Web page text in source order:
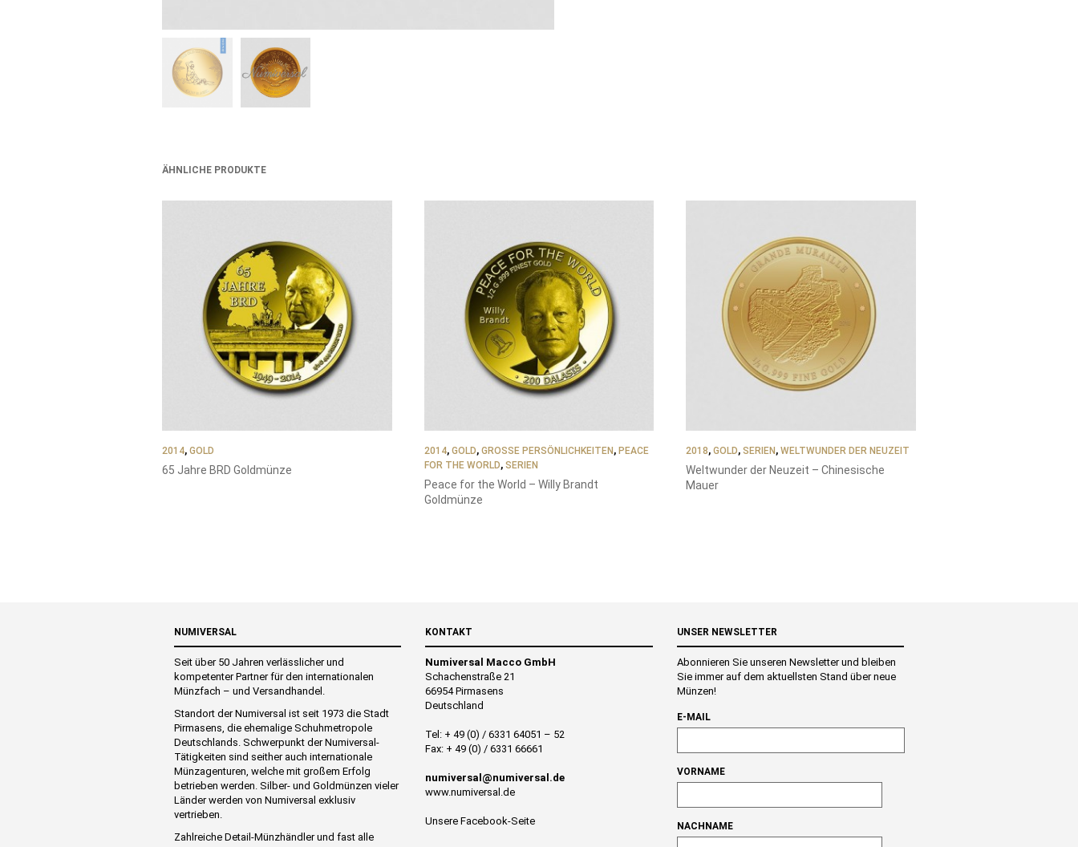
ÄHNLICHE PRODUKTE
2014, GOLD
65 Jahre BRD Goldmünze
2014, GOLD, GROSSE PERSÖNLICHKEITEN , PEACE
FOR THE WORLD, SERIEN
Peace for the World – Willy Brandt
Goldmünze
2018,GOLD,SERIEN ,WELTWUNDER DER NEUZEIT
Weltwunder der Neuzeit – Chinesische
Mauer
NUMIVERSAL
Seit über 50 Jahren verlässlicher und
kompetenter Partner für den internationalen
Münzfach – und Versandhandel.
Standort der Numiversal ist seit 1973 die Stadt
Pirmasens, die ehemalige Schuhmetropole
Deutschlands. Schwerpunkt der Numiversal-
Tätigkeiten sind seither auch internationale
Münzagenturen, welche mit großem Erfolg
betrieben werden. Silber- und Goldmünzen vieler
Länder werden von Numiversal exklusiv
vertrieben.
Zahlreiche Detail-Münzhändler und fast alle
KONTAKT
Numiversal Macco GmbH
Schachenstraße 21
66954 Pirmasens
Deutschland
Tel: + 49 (0) / 6331 64051 – 52
Fax: + 49 (0) / 6331 66661
numiversal@numiversal.de
www.numiversal.de
Unsere Facebook-Seite
UNSER NEWSLETTER
Abonnieren Sie unseren Newsletter und bleiben
Sie immer auf dem aktuellsten Stand über neue
Münzen!
E-MAIL
VORNAME
NACHNAME